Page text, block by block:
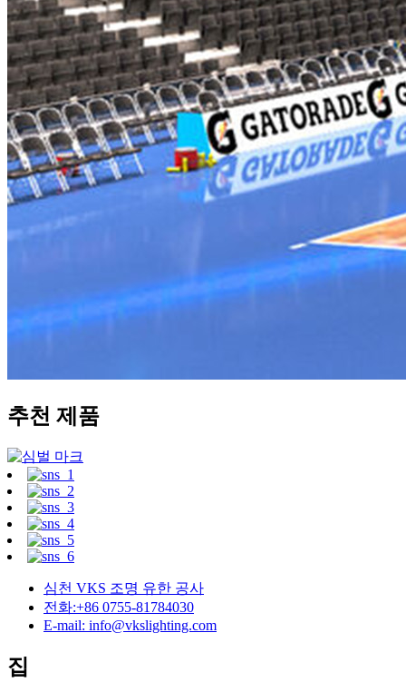
추천 제품
심천 VKS 조명 유한 공사
전화:+86 0755-81784030
E-mail: info@vkslighting.com
집